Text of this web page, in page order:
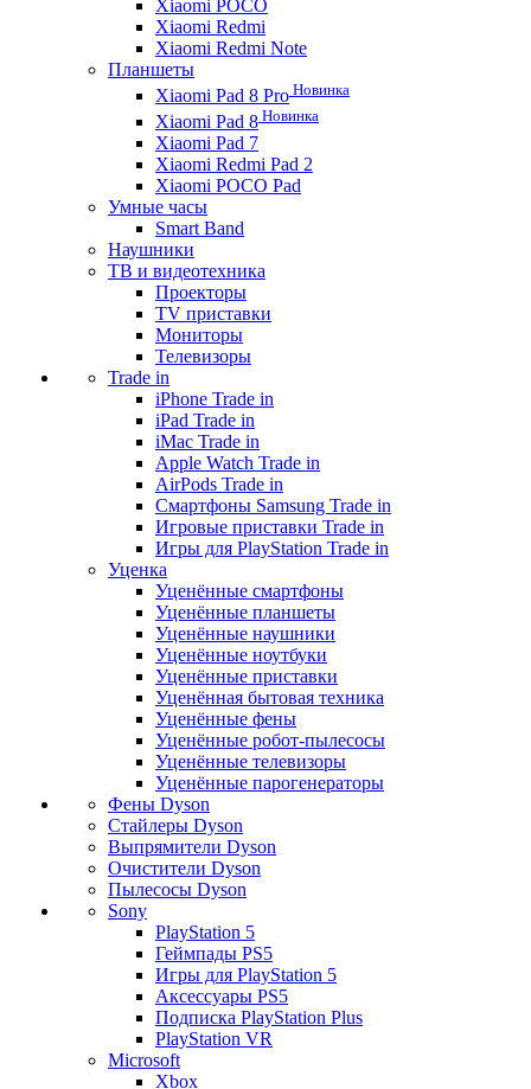
Xiaomi POCO
Xiaomi Redmi
Xiaomi Redmi Note
Планшеты
Xiaomi Pad 8 Pro Новинка
Xiaomi Pad 8 Новинка
Xiaomi Pad 7
Xiaomi Redmi Pad 2
Xiaomi POCO Pad
Умные часы
Smart Band
Наушники
ТВ и видеотехника
Проекторы
TV приставки
Мониторы
Телевизоры
Trade in
iPhone Trade in
iPad Trade in
iMac Trade in
Apple Watch Trade in
AirPods Trade in
Смартфоны Samsung Trade in
Игровые приставки Trade in
Игры для PlayStation Trade in
Уценка
Уценённые смартфоны
Уценённые планшеты
Уценённые наушники
Уценённые ноутбуки
Уценённые приставки
Уценённая бытовая техника
Уценённые фены
Уценённые робот-пылесосы
Уценённые телевизоры
Уценённые парогенераторы
Фены Dyson
Стайлеры Dyson
Выпрямители Dyson
Очистители Dyson
Пылесосы Dyson
Sony
PlayStation 5
Геймпады PS5
Игры для PlayStation 5
Аксессуары PS5
Подписка PlayStation Plus
PlayStation VR
Microsoft
Xbox